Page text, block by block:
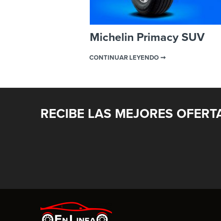
Michelin Primacy SUV
CONTINUAR LEYENDO ➞
RECIBE LAS MEJORES